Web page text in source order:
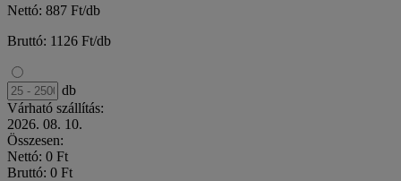
Nettó: 887 Ft/db
Bruttó: 1126 Ft/db
db
Várható szállítás:
2026. 08. 10.
Összesen:
Nettó: 0 Ft
Bruttó: 0 Ft